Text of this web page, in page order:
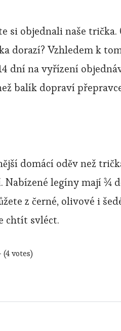
si objednali naše
dorazí? Vzhledem k
dní na vyřízení
balík dopraví
domácí oděv než
Nabízené legíny mají ¾
z černé, olivové i
chtít svléct.
(4 votes)